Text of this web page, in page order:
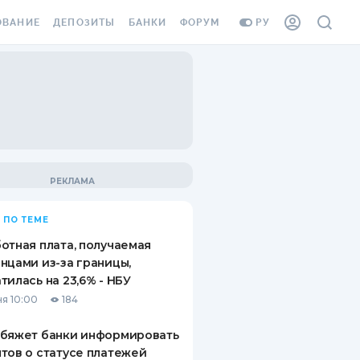
РУ
ВИНЬЕТКА
СОТРУДНИКОВ
ОТ
СЛУЧАЕВ
ДЕПОЗИТЫ
ВОПРОСЫ И ОТВЕТЫ
ПУТЕВОДИТЕЛИ ПО
СБЕРЕЖЕНИЯМ
БАНКИ ФОРУМ
ПО ТЕМЕ
плата, получаемая
из-за границы,
на 23,6% - НБУ
10:00 184
банки информировать
о статусе платежей